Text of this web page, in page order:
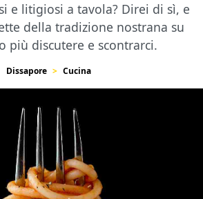
e litigiosi a tavola? Direi di sì, e
della tradizione nostrana su
più discutere e scontrarci.
Dissapore Cucina